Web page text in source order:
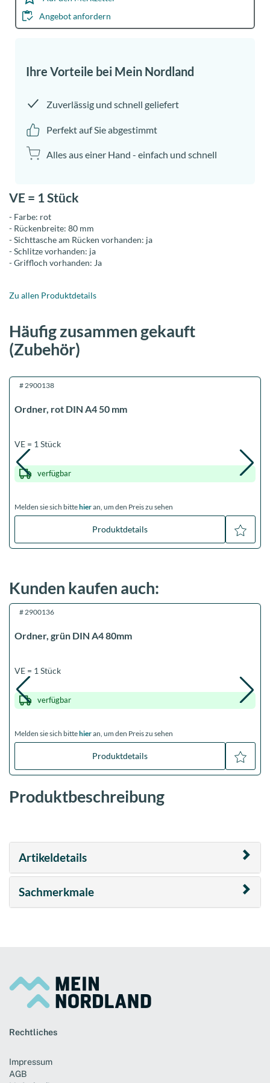
Über
MeinNORDLAND
VE = 1 Stück
- Farbe: rot
- Rückenbreite: 80 mm
- Sichttasche am Rücken vorhanden: ja
- Schlitze vorhanden: ja
- Griffloch vorhanden: Ja
Zu allen Produktdetails
Angebot anfordern
Ihre Vorteile bei Mein Nordland
Zuverlässig und schnell geliefert
Perfekt auf Sie abgestimmt
Alles aus einer Hand - einfach und schnell
Häufig zusammen gekauft
(Zubehör)
# 2900138
Ordner, rot DIN A4 50 mm
VE = 1 Stück
verfügbar
Melden sie sich bittehieran, um den Preis zu sehen
Produktdetails
Kunden kaufen auch:
# 2900136
Ordner, grün DIN A4 80mm
VE = 1 Stück
verfügbar
Melden sie sich bittehieran, um den Preis zu sehen
Produktdetails
Produktbeschreibung
Artikeldetails
Sachmerkmale
Rechtliches
Impressum
AGB